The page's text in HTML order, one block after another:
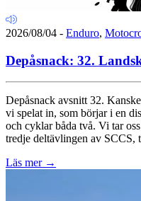
2026/08/04 - Enduro,
Depåsnack: 32.
Depåsnack avsnitt 32.
vi spelat in, som börjar i en
och cyklar båda två. Vi tar
tredje deltävlingen av SCCS,
Läs mer →